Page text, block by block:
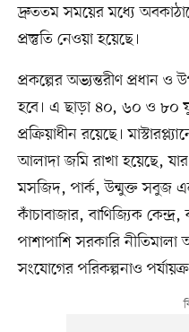
দ্রুততম সময়ের মধ্যে
প্রস্তুতি নেওয়া হয়েছে।
প্রকল্পের অভ্যন্তরীণ প্রধান
হবে। এ ছাড়া ৪০, ৬০ ও ৮০
প্রক্রিয়াধীন রয়েছে।
আলাদা জমি রাখা হয়েছে, যার
মসজিদ, পার্ক, উন্মুক্ত সবুজ
কাঁচাবাজার, বাণিজ্যিক
পাশাপাশি সরকারি নীতিমালা
সংযোগের পরিকল্পনাও